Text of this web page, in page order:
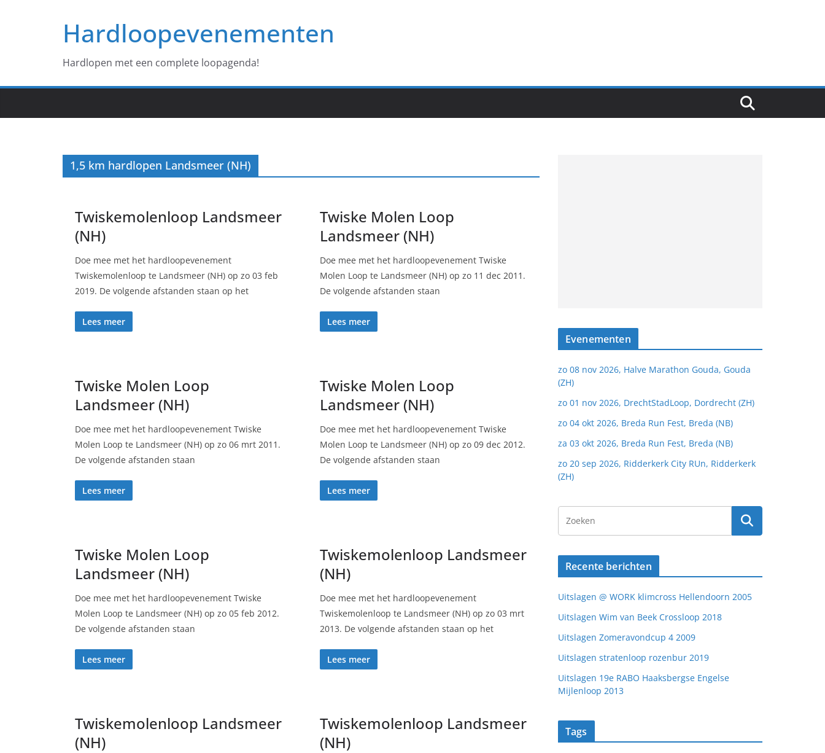
Hardloopevenementen
Hardlopen met een complete loopagenda!
1,5 km hardlopen Landsmeer (NH)
Twiskemolenloop Landsmeer
(NH)
Doe mee met het hardloopevenement
Twiskemolenloop te Landsmeer (NH) op zo 03 feb
2019. De volgende afstanden staan op het
Lees meer
Twiske Molen Loop
Landsmeer (NH)
Doe mee met het hardloopevenement Twiske
Molen Loop te Landsmeer (NH) op zo 11 dec 2011.
De volgende afstanden staan
Lees meer
Twiske Molen Loop
Landsmeer (NH)
Doe mee met het hardloopevenement Twiske
Molen Loop te Landsmeer (NH) op zo 06 mrt 2011.
De volgende afstanden staan
Lees meer
Twiske Molen Loop
Landsmeer (NH)
Doe mee met het hardloopevenement Twiske
Molen Loop te Landsmeer (NH) op zo 09 dec 2012.
De volgende afstanden staan
Lees meer
Twiske Molen Loop
Landsmeer (NH)
Doe mee met het hardloopevenement Twiske
Molen Loop te Landsmeer (NH) op zo 05 feb 2012.
De volgende afstanden staan
Lees meer
Twiskemolenloop Landsmeer
(NH)
Doe mee met het hardloopevenement
Twiskemolenloop te Landsmeer (NH) op zo 03 mrt
2013. De volgende afstanden staan op het
Lees meer
Twiskemolenloop Landsmeer
(NH)
Twiskemolenloop Landsmeer
(NH)
Evenementen
zo 08 nov 2026, Halve Marathon Gouda, Gouda
(ZH)
zo 01 nov 2026, DrechtStadLoop, Dordrecht (ZH)
zo 04 okt 2026, Breda Run Fest, Breda (NB)
za 03 okt 2026, Breda Run Fest, Breda (NB)
zo 20 sep 2026, Ridderkerk City RUn, Ridderkerk
(ZH)
Recente berichten
Uitslagen @ WORK klimcross Hellendoorn 2005
Uitslagen Wim van Beek Crossloop 2018
Uitslagen Zomeravondcup 4 2009
Uitslagen stratenloop rozenbur 2019
Uitslagen 19e RABO Haaksbergse Engelse
Mijlenloop 2013
Tags